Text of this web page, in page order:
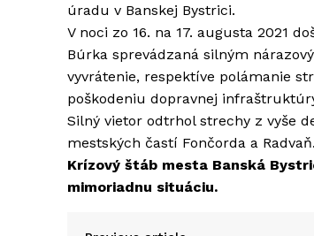
úradu v Banskej Bystrici.
V noci zo 16. na 17. augusta 2021
Búrka sprevádzaná silným
vyvrátenie, respektíve polámanie
poškodeniu dopravnej
Silný vietor odtrhol strechy z vyše
mestských častí Fončorda a Radvaň.
Krízový štáb mesta Banská
mimoriadnu situáciu.